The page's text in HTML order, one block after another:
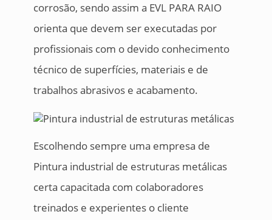
corrosão, sendo assim a EVL PARA RAIO
orienta que devem ser executadas por
profissionais com o devido conhecimento
técnico de superfícies, materiais e de
trabalhos abrasivos e acabamento.
Escolhendo sempre uma empresa de
Pintura industrial de estruturas metálicas
certa capacitada com colaboradores
treinados e experientes o cliente